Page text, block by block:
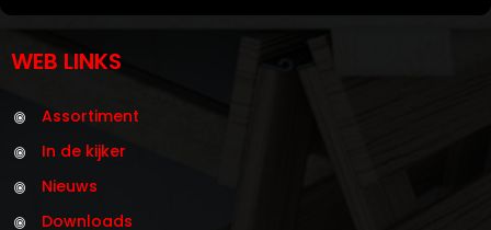
WEB LINKS
Assortiment
In de kijker
Nieuws
Downloads